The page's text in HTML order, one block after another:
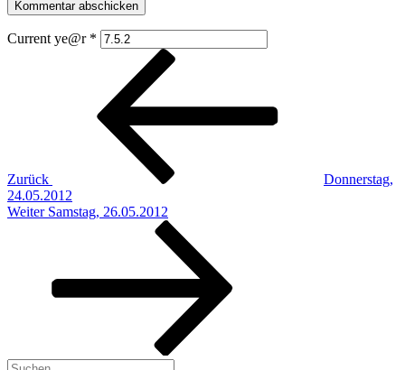
Current ye@r *
Beitragsnavigation
Zurück
Donnerstag,
24.05.2012
Nächster
Weiter Samstag, 26.05.2012
Suchen